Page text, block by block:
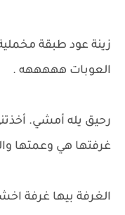
زينة عود طبقة
العوبات هههههه .
رحيق يله أمشي.
غرفتها هي وعمتها
الغرفة بيها غرفة